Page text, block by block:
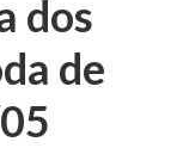
dos
de